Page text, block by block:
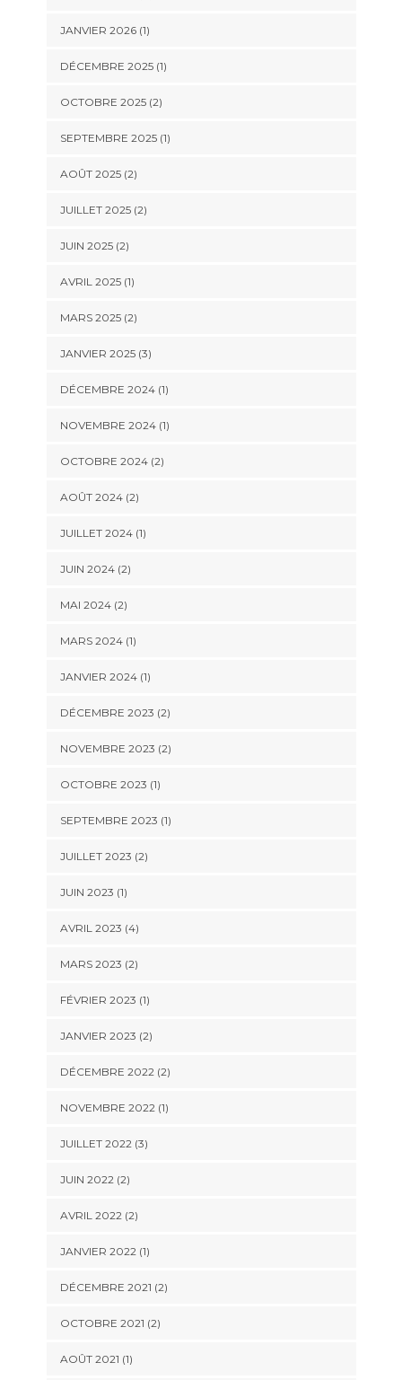
JANVIER 2026(1)
DÉCEMBRE 2025(1)
OCTOBRE 2025(2)
SEPTEMBRE 2025(1)
AOÛT 2025(2)
JUILLET 2025(2)
JUIN 2025(2)
AVRIL 2025(1)
MARS 2025(2)
JANVIER 2025(3)
DÉCEMBRE 2024(1)
NOVEMBRE 2024(1)
OCTOBRE 2024(2)
AOÛT 2024(2)
JUILLET 2024(1)
JUIN 2024(2)
MAI 2024(2)
MARS 2024(1)
JANVIER 2024(1)
DÉCEMBRE 2023 (2)
NOVEMBRE 2023 (2)
OCTOBRE 2023 (1)
SEPTEMBRE 2023 (1)
JUILLET 2023 (2)
JUIN 2023 (1)
AVRIL 2023 (4)
MARS 2023 (2)
FÉVRIER 2023 (1)
JANVIER 2023 (2)
DÉCEMBRE 2022(2)
NOVEMBRE 2022(1)
JUILLET 2022(3)
JUIN 2022(2)
AVRIL 2022(2)
JANVIER 2022(1)
DÉCEMBRE 2021 (2)
OCTOBRE 2021 (2)
AOÛT 2021 (1)